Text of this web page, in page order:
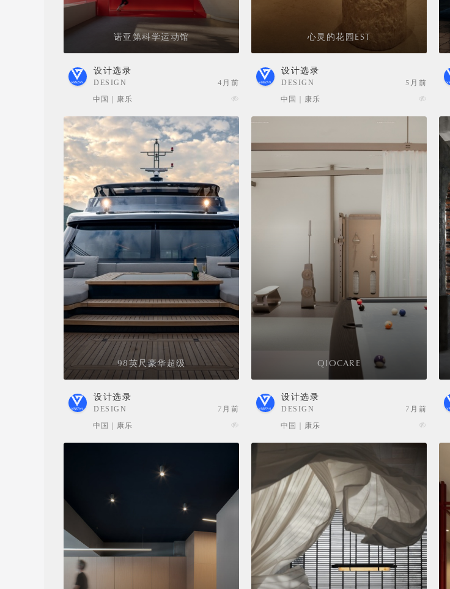
诺亚第科学运动馆
设计选录
DESIGN
4月前
中国 | 康乐
心灵的花园EST
设计选录
DESIGN
5月前
中国 | 康乐
98英尺豪华超级
设计选录
DESIGN
7月前
中国 | 康乐
QIOCARE
设计选录
DESIGN
7月前
中国 | 康乐